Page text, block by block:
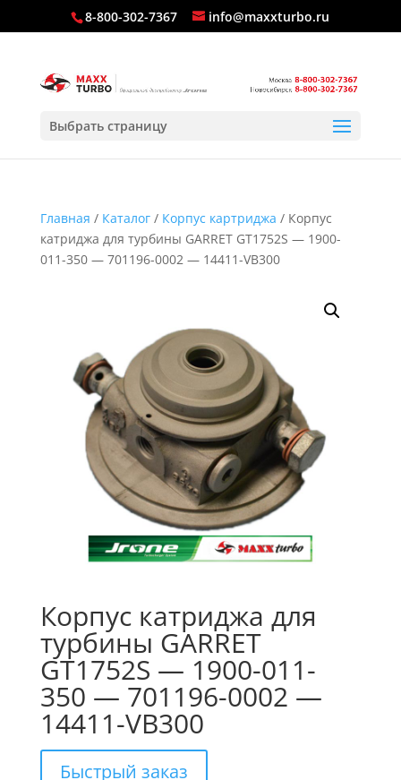
8-800-302-7367 info@maxxturbo.ru
Выбрать страницу
Главная / Каталог/ Корпус картриджа / Корпус
катриджа для турбины GARRET GT1752S — 1900-
011-350 — 701196-0002 — 14411-VB300
Корпус катриджа для
турбины GARRET
GT1752S — 1900-011-
350 — 701196-0002 —
14411-VB300
Быстрый заказ